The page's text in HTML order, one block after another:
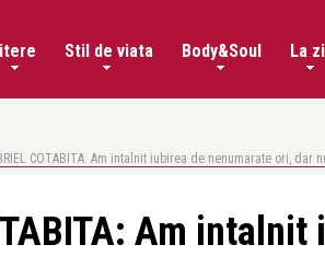
Stil de viata Body&Soul La zi
COTABITA: Am intalnit iubirea de nenumarate ori, dar
Am intalnit